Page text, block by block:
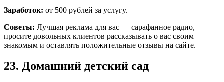
Заработок: от 500 рублей за услугу.
Советы: Лучшая реклама для вас — сарафанное радио,
просите довольных клиентов рассказывать о вас своим
знакомым и оставлять положительные отзывы на сайте.
23. Домашний детский сад